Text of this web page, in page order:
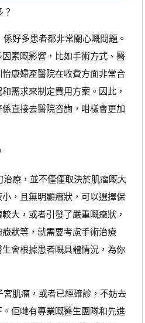
多患者都非常關心嘅問題。
素嘅影響，比如手術方式、醫
康婦產醫院在收費方面非常合
需求來制定費用方案。因此，
直接去醫院咨詢，咁樣會更加
療，並不僅僅取決於肌瘤嘅大
，且無明顯癥狀，可以選擇保
大，或者引發了嚴重嘅癥狀，
狀等，就需要考慮手術治療
會根據患者嘅具體情況，為你
肌瘤，或者已經確診，不妨去
佢哋有專業嘅醫生團隊和先進